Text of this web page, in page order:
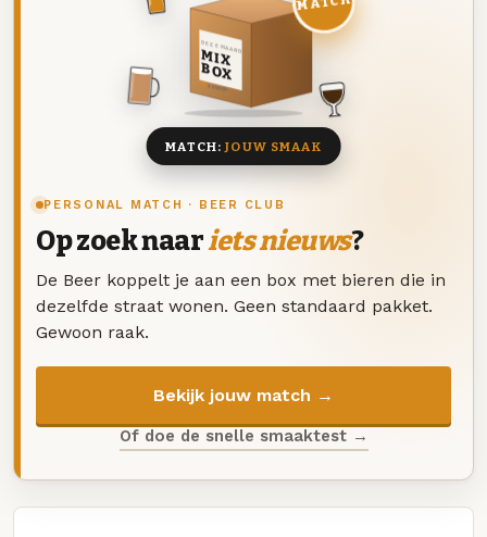
PERSONAL MATCH · BEER CLUB
Op zoek naariets nieuws?
De Beer koppelt je aan een box met bieren die in
dezelfde straat wonen. Geen standaard pakket.
Gewoon raak.
Bekijk jouw match →
Of doe de snelle smaaktest →
DEZE MAAND
MIX
BOX
8 BIEREN
MATCH:JOUW SMAAK